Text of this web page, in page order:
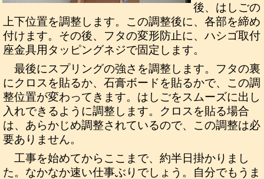
後、はしごの
上下位置を調整します。この調整後に、各部を締め
付けます。その後、フタの変形防止に、ハシゴ取付
座金具用タッピングネジで固定します。
最後にスプリングの強さを調整します。フタの裏
にクロスを貼るか、石膏ボードを貼るかで、この調
整位置が変わってきます。はしごをスムーズに出し
入れできるように調整します。クロスを貼る場合
は、あらかじめ調整されているので、この調整は必
要ありません。
工事を始めてからここまで、約半日掛かりまし
た。なかなか速い仕事ぶりでしょう。自分でもうま